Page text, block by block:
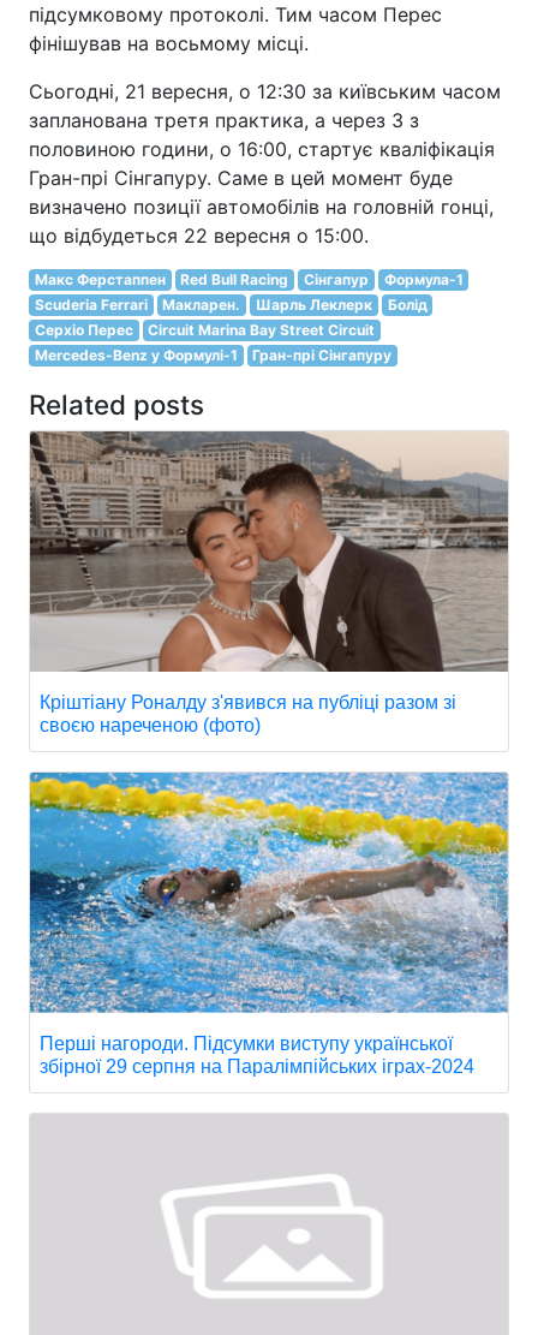
підсумковому протоколі. Тим часом Перес
фінішував на восьмому місці.
Сьогодні, 21 вересня, о 12:30 за київським часом
запланована третя практика, а через 3 з
половиною години, о 16:00, стартує кваліфікація
Гран-прі Сінгапуру. Саме в цей момент буде
визначено позиції автомобілів на головній гонці,
що відбудеться 22 вересня о 15:00.
Макс Ферстаппен Red Bull Racing Сінгапур
Формула-1
Scuderia Ferrari
Макларен. Шарль Леклерк
Болід
Серхіо Перес
Circuit Marina Bay Street Circuit
Mercedes-Benz у Формулі-1
Гран-прі Сінгапуру
Related posts
Кріштіану Роналду з'явився на публіці разом зі
своєю нареченою (фото)
Перші нагороди. Підсумки виступу української
збірної 29 серпня на Паралімпійських іграх-2024